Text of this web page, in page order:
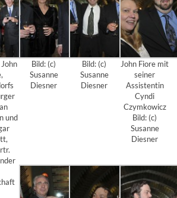
und
Bild: (c)
Susanne
Diesner
Bild: (c)
Susanne
Diesner
John Fiore mit
seiner
Assistentin
Cyndi
Czymkowicz
Bild: (c)
Susanne
Diesner